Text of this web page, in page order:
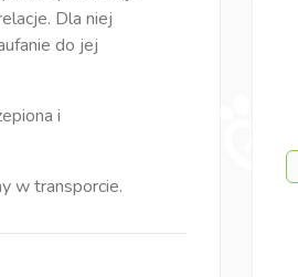
Dla niej
do jej
i
w transporcie.